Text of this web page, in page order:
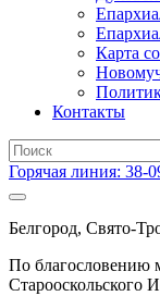
Карта
Контакты
Горячая линия: 38-
Белгород, Свято-
По благословению
Старооскольского